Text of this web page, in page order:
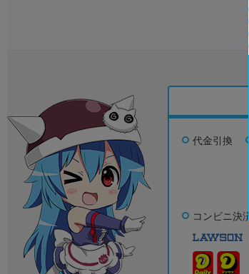
代金引換
コンビニ決済